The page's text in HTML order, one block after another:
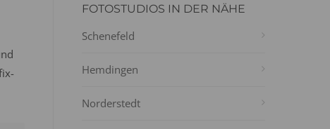
FOTOSTUDIOS IN DER NÄHE
Schenefeld
Hemdingen
Norderstedt